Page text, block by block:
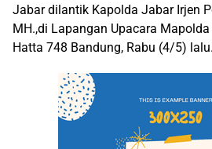
Jabar dilantik Kapolda Jabar Irjen
MH.,di Lapangan Upacara
Hatta 748 Bandung, Rabu (4/5) lalu.